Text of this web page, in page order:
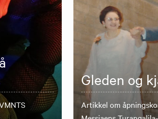
Gleden og
Artikkel om